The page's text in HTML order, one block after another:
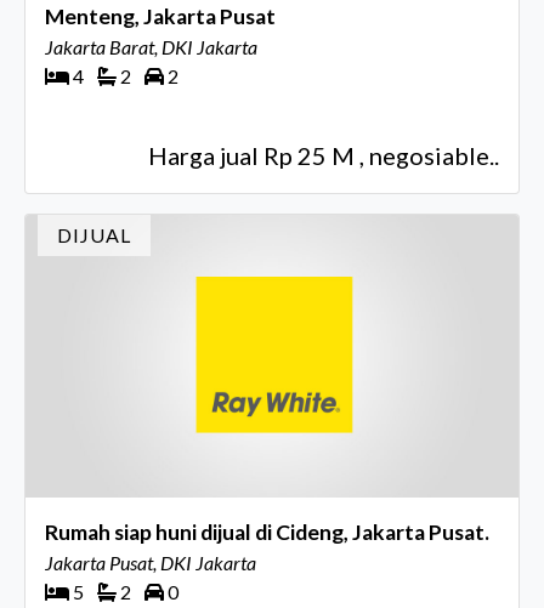
Menteng, Jakarta Pusat
Jakarta Barat, DKI Jakarta
4
2 2
Harga jual Rp 25 M , negosiable..
DIJUAL
Rumah siap huni dijual di Cideng, Jakarta Pusat.
Jakarta Pusat, DKI Jakarta
5
2 0